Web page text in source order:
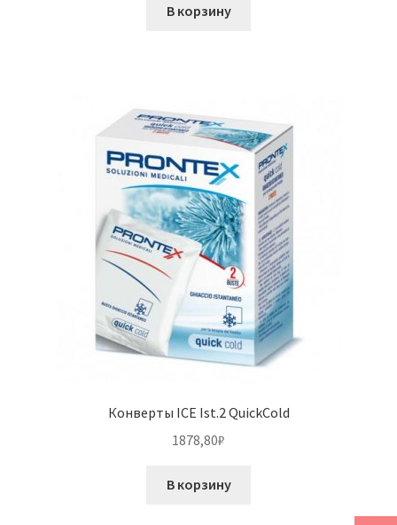
В корзину
Конверты ICE Ist.2 QuickCold
1878,80₽
В корзину